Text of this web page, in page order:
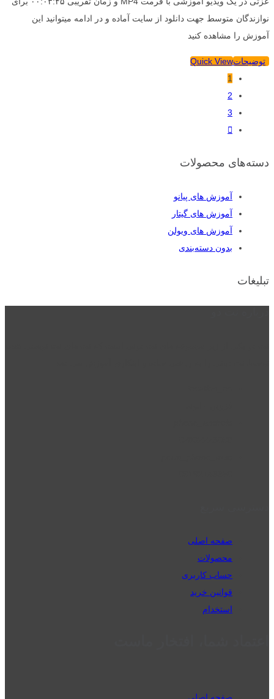
نوازندگان متوسط جهت دانلود از سایت آماده و در ادامه میتوانید این
آموزش را مشاهده کنید
توضیحاتQuick View
1
2
3
دسته‌های محصولات
آموزش های پیانو
آموزش های گیتار
آموزش های ویولن
بدون دسته‌بندی
تبلیغات
صفحه اصلی
محصولات
حساب کاربری
قوانین خرید
استخدام